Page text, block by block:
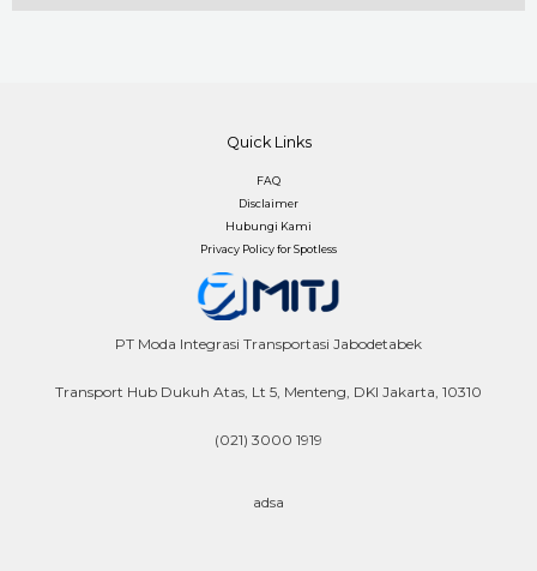
Quick Links
FAQ
Disclaimer
Hubungi Kami
Privacy Policy for Spotless
PT Moda Integrasi Transportasi Jabodetabek
Transport Hub Dukuh Atas, Lt 5, Menteng, DKI Jakarta, 10310
(021) 3000 1919
adsa